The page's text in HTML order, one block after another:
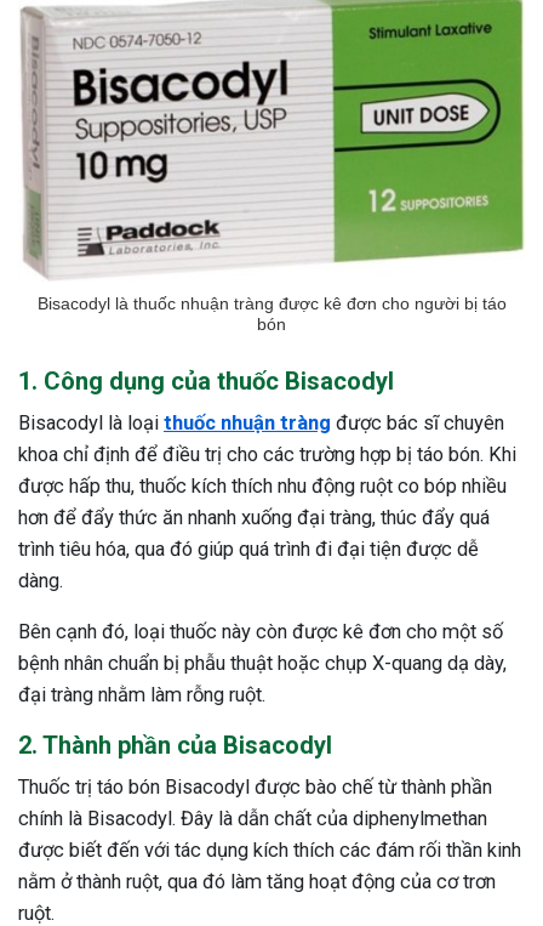
Bisacodyl là thuốc nhuận tràng được kê đơn cho người bị táo
bón
1. Công dụng của thuốc Bisacodyl
Bisacodyl là loại thuốc nhuận tràng được bác sĩ chuyên
khoa chỉ định để điều trị cho các trường hợp bị táo bón. Khi
được hấp thu, thuốc kích thích nhu động ruột co bóp nhiều
hơn để đẩy thức ăn nhanh xuống đại tràng, thúc đẩy quá
trình tiêu hóa, qua đó giúp quá trình đi đại tiện được dễ
dàng.
Bên cạnh đó, loại thuốc này còn được kê đơn cho một số
bệnh nhân chuẩn bị phẫu thuật hoặc chụp X-quang dạ dày,
đại tràng nhằm làm rỗng ruột.
2. Thành phần của Bisacodyl
Thuốc trị táo bón Bisacodyl được bào chế từ thành phần
chính là Bisacodyl. Đây là dẫn chất của diphenylmethan
được biết đến với tác dụng kích thích các đám rối thần kinh
nằm ở thành ruột, qua đó làm tăng hoạt động của cơ trơn
ruột.